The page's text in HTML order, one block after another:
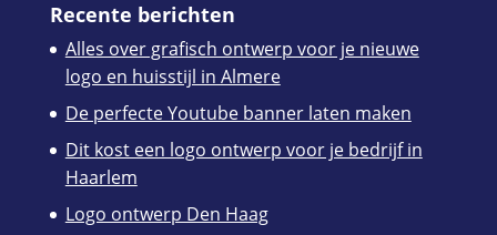
Recente berichten
Alles over grafisch ontwerp voor je nieuwe
logo en huisstijl in Almere
De perfecte Youtube banner laten maken
Dit kost een logo ontwerp voor je bedrijf in
Haarlem
Logo ontwerp Den Haag